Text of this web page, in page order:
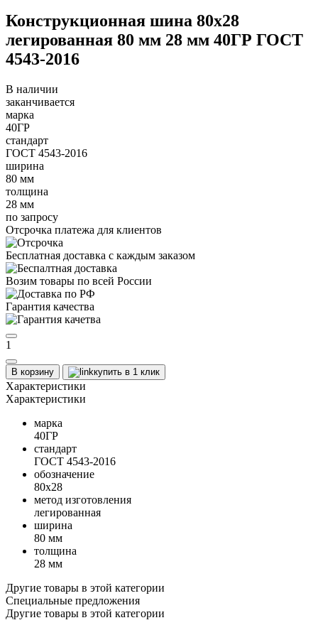
Конструкционная шина 80х28
легированная 80 мм 28 мм 40ГР ГОСТ
4543-2016
В наличии
заканчивается
марка
40ГР
стандарт
ГОСТ 4543-2016
ширина
80 мм
толщина
28 мм
по запросу
Отсрочка платежа для клиентов
Бесплатная доставка с каждым заказом
Возим товары по всей России
Гарантия качества
1
В корзину купить в 1 клик
Характеристики
Характеристики
марка
40ГР
стандарт
ГОСТ 4543-2016
обозначение
80х28
метод изготовления
легированная
ширина
80 мм
толщина
28 мм
Другие товары в этой категории
Специальные предложения
Другие товары в этой категории